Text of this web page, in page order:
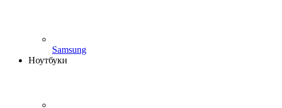
Samsung
Ноутбуки